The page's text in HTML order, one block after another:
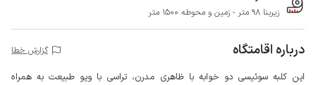
زیربنا 98 متر - زمین و محوطه 1500 متر
درباره اقامتگاه گزارش خطا
این کلبه سوئیسی دو خوابه با ظاهری مدرن، تراسی با ویو طبیعت به همراه